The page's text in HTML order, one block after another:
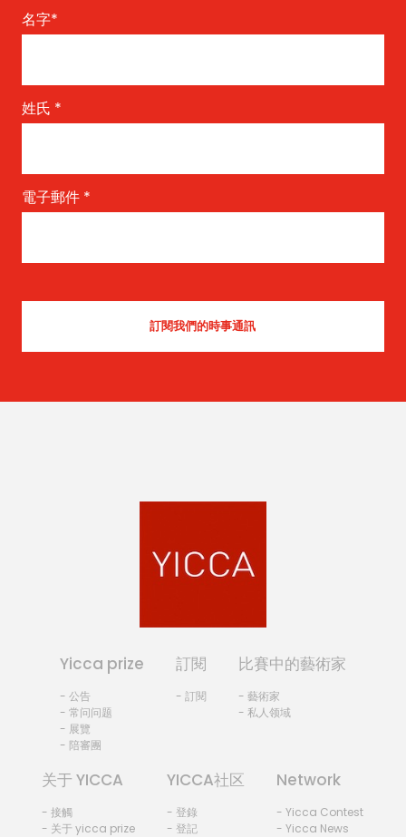
名字*
姓氏 *
電子郵件 *
Yicca prize
- 公告
- 常问问题
- 展覽
- 陪審團
訂閱
- 訂閱
比賽中的藝術家
- 藝術家
- 私人领域
关于 YICCA
- 接觸
- 关于 yicca prize
YICCA社区
- 登錄
- 登記
Network
- Yicca Contest
- Yicca News